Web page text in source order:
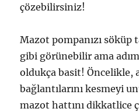
çözebilirsiniz!
Mazot pompanızı söküp
gibi görünebilir ama
oldukça basit! Öncelikle,
bağlantılarını kesmeyi
mazot hattını dikkatlice